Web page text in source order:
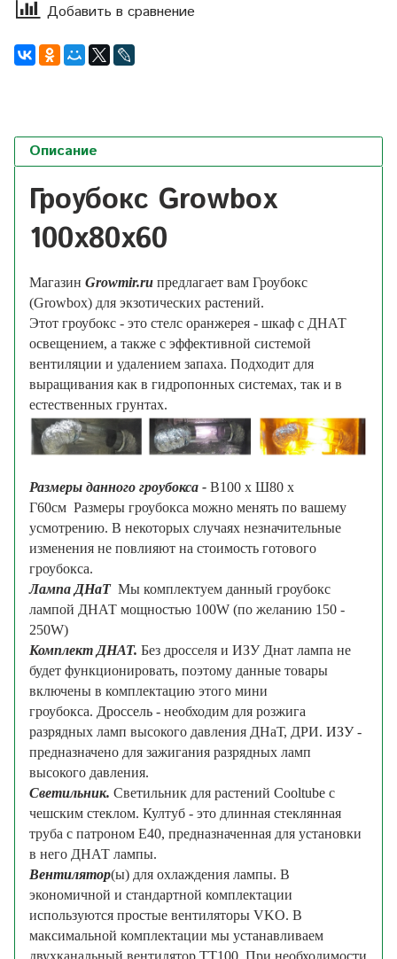
Добавить в сравнение
Описание
Гроубокс Growbox
100х80х60
Магазин Growmir.ru предлагает вам Гроубокс
(Growbox) для экзотических растений.
Этот гроубокс - это стелс оранжерея - шкаф с ДНАТ
освещением, а также с эффективной системой
вентиляции и удалением запаха. Подходит для
выращивания как в гидропонных системах, так и в
естественных грунтах.
Размеры данного гроубокса - В100 х Ш80 х
Г60см Размеры гроубокса можно менять по вашему
усмотрению. В некоторых случаях незначительные
изменения не повлияют на стоимость готового
гроубокса.
Лампа ДНаТ Мы комплектуем данный гроубокс
лампой ДНАТ мощностью 100W (по желанию 150 -
250W)
Комплект ДНАТ. Без дросселя и ИЗУ Днат лампа не
будет функционировать, поэтому данные товары
включены в комплектацию этого мини
гроубокса. Дроссель - необходим для розжига
разрядных ламп высокого давления ДНаТ, ДРИ. ИЗУ-
предназначено для зажигания разрядных ламп
высокого давления.
Светильник. Светильник для растений Cooltube с
чешским стеклом. Култуб - это длинная стеклянная
труба с патроном Е40, предназначенная для установки
в него ДНАТ лампы.
Вентилятор(ы) для охлаждения лампы. В
экономичной и стандартной комплектации
используются простые вентиляторы VKO. В
максимальной комплектации мы устанавливаем
двухканальный вентилятор TT100. При необходимости